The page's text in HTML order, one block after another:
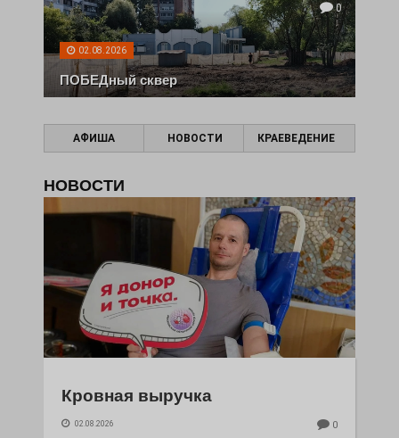
0
02.08.2026
ПОБЕДный сквер
АФИША НОВОСТИ КРАЕВЕДЕНИЕ
НОВОСТИ
Кровная выручка
02.08.2026 0